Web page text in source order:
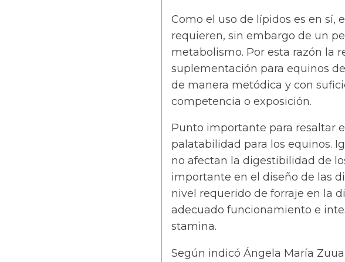
Como el uso de lípidos es en sí,
requieren, sin embargo de un
metabolismo. Por esta razón la
suplementación para equinos
de manera metódica y con
competencia o exposición.
Punto importante para resaltar
palatabilidad para los equinos.
no afectan la digestibilidad de
importante en el diseño de las
nivel requerido de forraje en la
adecuado funcionamiento e
stamina.
Según indicó Ángela María